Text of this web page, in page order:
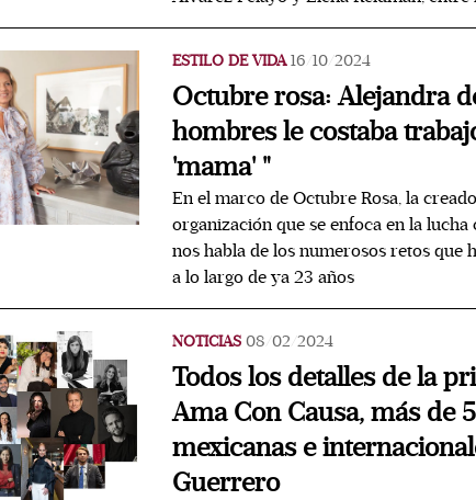
ESTILO DE VIDA 16/10/2024
Octubre rosa: Alejandra
hombres le costaba
'mama' "
En el marco de Octubre Rosa, la
organización que se enfoca en la
nos habla de los numerosos retos que
a lo largo de ya 23 años
NOTICIAS 08/02/2024
Todos los detalles de la
Ama Con Causa, más de
mexicanas e
Guerrero